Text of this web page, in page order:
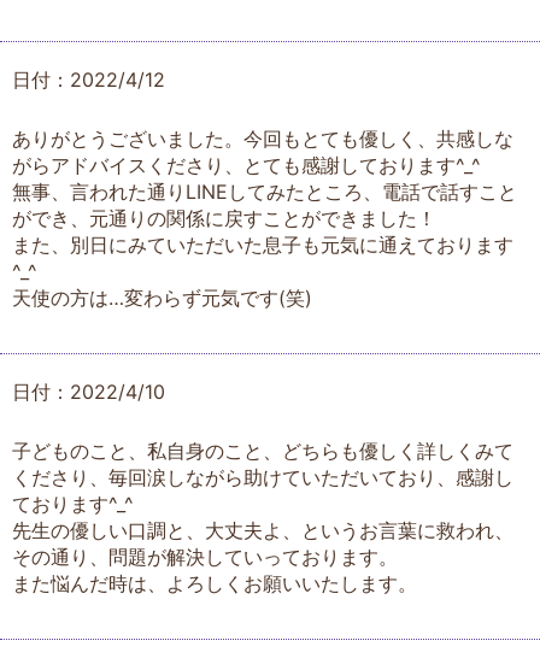
日付：2022/4/12
ありがとうございました。今回もとても優しく、共感しな
がらアドバイスくださり、とても感謝しております^_^
無事、言われた通りLINEしてみたところ、電話で話すこと
ができ、元通りの関係に戻すことができました！
また、別日にみていただいた息子も元気に通えております
^_^
天使の方は…変わらず元気です(笑)
日付：2022/4/10
子どものこと、私自身のこと、どちらも優しく詳しくみて
くださり、毎回涙しながら助けていただいており、感謝し
ております^_^
先生の優しい口調と、大丈夫よ、というお言葉に救われ、
その通り、問題が解決していっております。
また悩んだ時は、よろしくお願いいたします。